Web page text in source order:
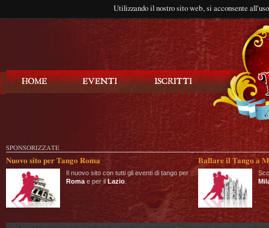
Utilizzando il nostro sito web, si acconsente
SPONSORIZZATE
Nuovo sito per Tango Roma
Il nuovo sito con tutti gli eventi di tango per
Roma e per il Lazio
Ballare il Tango a